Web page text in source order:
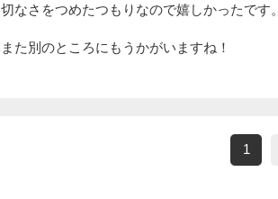
切なさをつめたつもりなので嬉しかったです。
また別のところにもうかがいますね！
1